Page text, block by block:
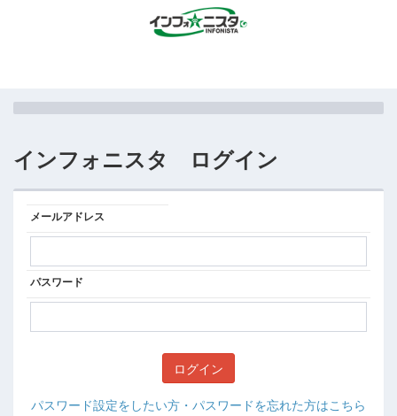
インフォニスタ ログイン
メールアドレス
パスワード
パスワード設定をしたい方・パスワードを忘れた方はこちら